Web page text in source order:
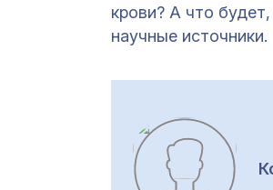
крови? А что
научные источники.